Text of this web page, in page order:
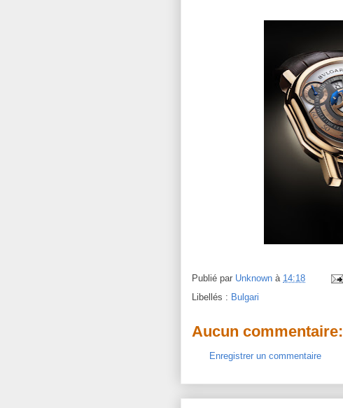
Publié par Unknown à 14:18
Libellés : Bulgari
Aucun commentaire:
Enregistrer un commentaire